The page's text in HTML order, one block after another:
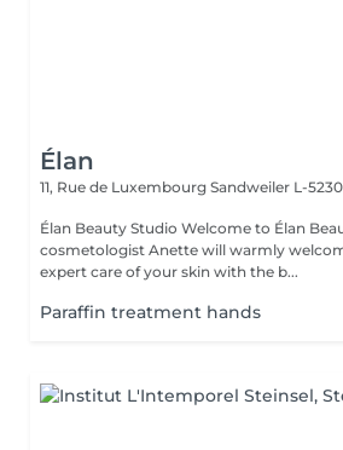
Élan
11, Rue de Luxembourg Sandweiler L-5230
Élan Beauty Studio Welcome to Élan Beauty Studio, where our
cosmetologist Anette will warmly
expert care of your skin with the b...
Paraffin treatment hands